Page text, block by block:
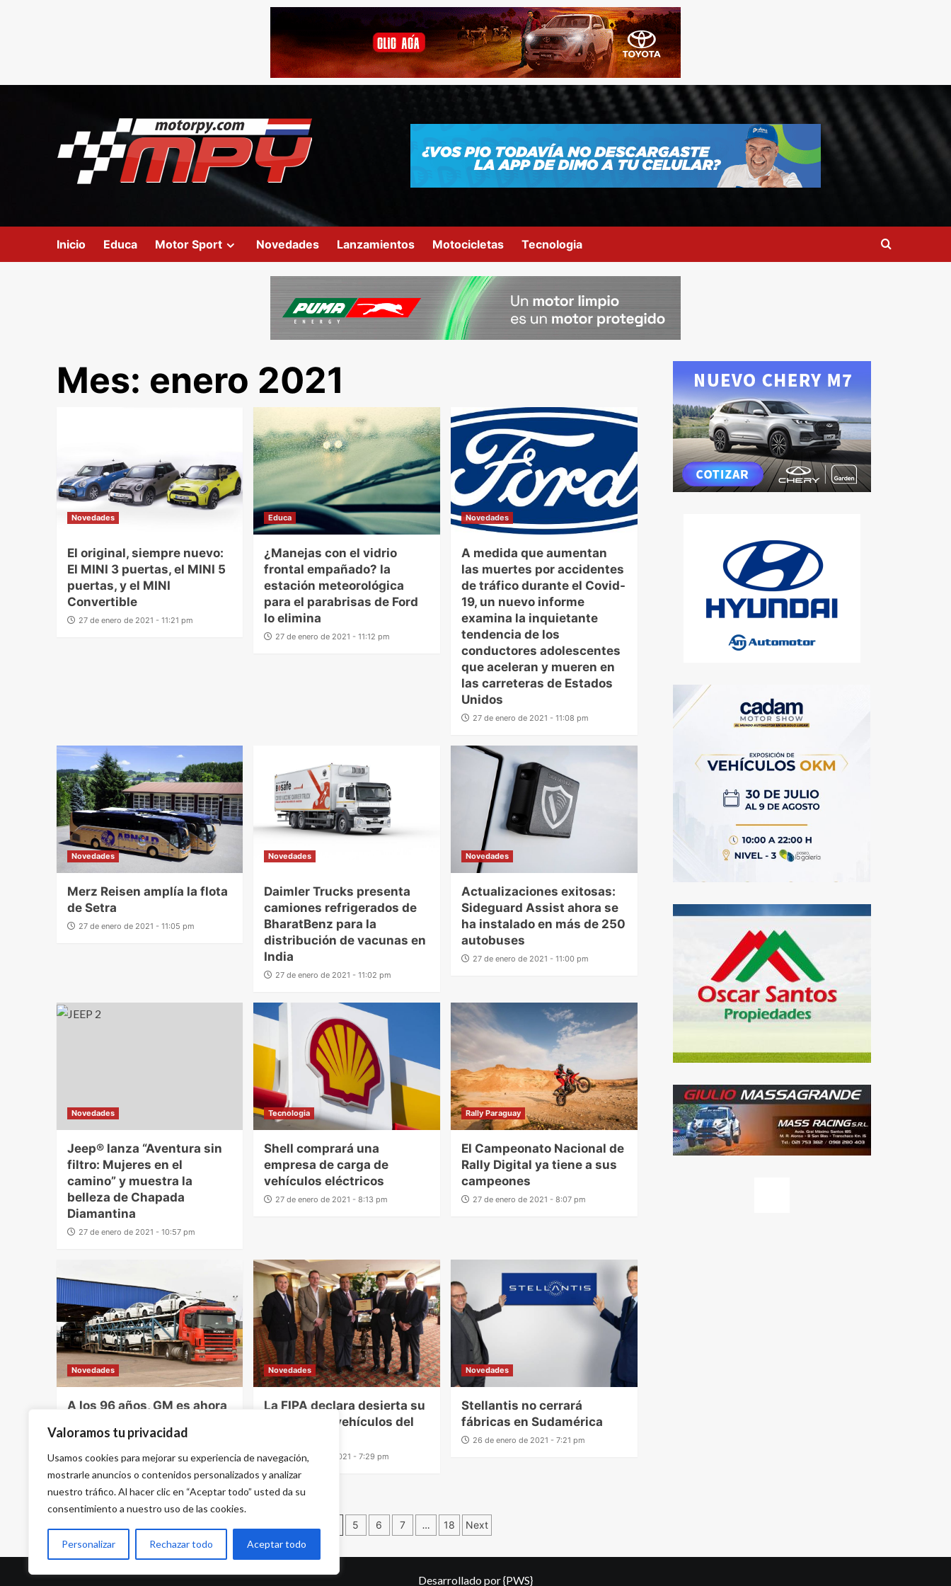
Valoramos tu privacidad
Usamos cookies para mejorar su experiencia de navegación,
mostrarle anuncios o contenidos personalizados y analizar
nuestro tráfico. Al hacer clic en “Aceptar todo” usted da su
consentimiento a nuestro uso de las cookies.
Personalizar Rechazar todo Aceptar todo
Inicio Educa Motor Sport Novedades Lanzamientos Motocicletas Tecnologia
Mes: enero 2021
Novedades
El original, siempre nuevo:
El MINI 3 puertas, el MINI 5
puertas, y el MINI
Convertible
27 de enero de 2021 - 11:21 pm
Educa
¿Manejas con el vidrio
frontal empañado? la
estación meteorológica
para el parabrisas de Ford
lo elimina
27 de enero de 2021 - 11:12 pm
Novedades
A medida que aumentan
las muertes por accidentes
de tráfico durante el Covid-
19, un nuevo informe
examina la inquietante
tendencia de los
conductores adolescentes
que aceleran y mueren en
las carreteras de Estados
Unidos
27 de enero de 2021 - 11:08 pm
Novedades
Merz Reisen amplía la flota
de Setra
27 de enero de 2021 - 11:05 pm
Novedades
Daimler Trucks presenta
camiones refrigerados de
BharatBenz para la
distribución de vacunas en
India
27 de enero de 2021 - 11:02 pm
Novedades
Actualizaciones exitosas:
Sideguard Assist ahora se
ha instalado en más de 250
autobuses
27 de enero de 2021 - 11:00 pm
Novedades
Jeep® lanza “Aventura sin
filtro: Mujeres en el
camino” y muestra la
belleza de Chapada
Diamantina
27 de enero de 2021 - 10:57 pm
Tecnologia
Shell comprará una
empresa de carga de
vehículos eléctricos
27 de enero de 2021 - 8:13 pm
Rally Paraguay
El Campeonato Nacional de
Rally Digital ya tiene a sus
campeones
27 de enero de 2021 - 8:07 pm
Novedades
A los 96 años, GM es ahora
automóviles más antiguo
del Brasil
27 de enero de 2021 - 7:50 pm
Novedades
La FIPA declara desierta su
elección de vehículos del
26 de enero de 2021 - 7:29 pm
Novedades
Stellantis no cerrará
fábricas en Sudamérica
26 de enero de 2021 - 7:21 pm
5 6 7 … 18 Next
Desarrollado por{PWS}